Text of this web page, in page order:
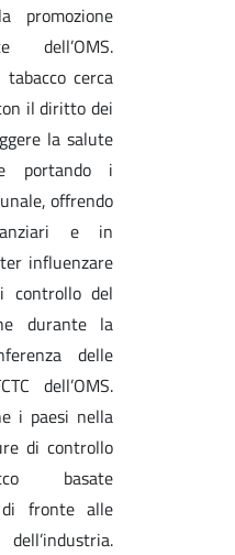
promozione
dell’OMS.
tabacco cerca
il diritto dei
la salute
portando i
offrendo
e in
influenzare
controllo del
durante la
delle
dell’OMS.
i paesi nella
di controllo
basate
di fronte alle